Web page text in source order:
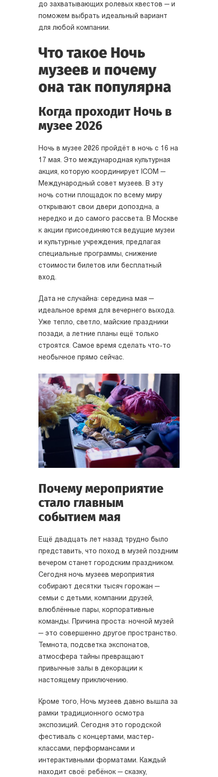
до захватывающих ролевых квестов — и
поможем выбрать идеальный вариант
для любой компании.
Что такое Ночь
музеев и почему
она так популярна
Когда проходит Ночь в
музее 2026
Ночь в музее 2026 пройдёт в ночь с 16 на
17 мая. Это международная культурная
акция, которую координирует ICOM —
Международный совет музеев. В эту
ночь сотни площадок по всему миру
открывают свои двери допоздна, а
нередко и до самого рассвета. В Москве
к акции присоединяются ведущие музеи
и культурные учреждения, предлагая
специальные программы, снижение
стоимости билетов или бесплатный
вход.
Дата не случайна: середина мая —
идеальное время для вечернего выхода.
Уже тепло, светло, майские праздники
позади, а летние планы ещё только
строятся. Самое время сделать что-то
необычное прямо сейчас.
Почему мероприятие
стало главным
событием мая
Ещё двадцать лет назад трудно было
представить, что поход в музей поздним
вечером станет городским праздником.
Сегодня ночь музеев мероприятия
собирают десятки тысяч горожан —
семьи с детьми, компании друзей,
влюблённые пары, корпоративные
команды. Причина проста: ночной музей
— это совершенно другое пространство.
Темнота, подсветка экспонатов,
атмосфера тайны превращают
привычные залы в декорации к
настоящему приключению.
Кроме того, Ночь музеев давно вышла за
рамки традиционного осмотра
экспозиций. Сегодня это городской
фестиваль с концертами, мастер-
классами, перформансами и
интерактивными форматами. Каждый
находит своё: ребёнок — сказку,